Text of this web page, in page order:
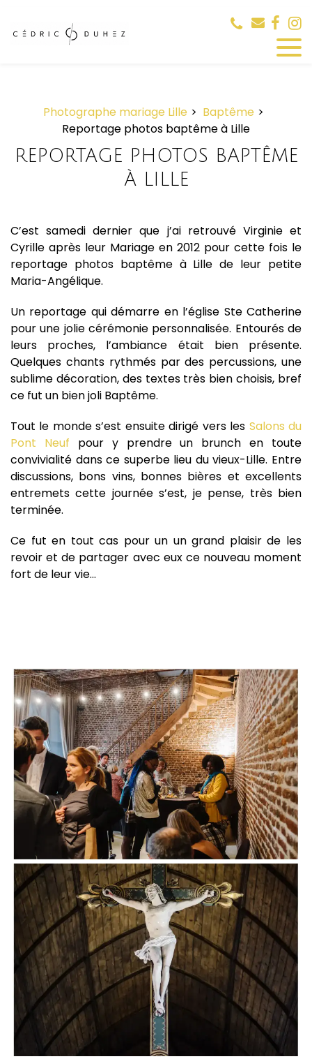
Photographe mariage Lille
Baptême
Reportage photos baptême à Lille
REPORTAGE PHOTOS BAPTÊME
À LILLE
C’est samedi dernier que j’ai retrouvé Virginie et
Cyrille après leur Mariage en 2012 pour cette fois le
reportage photos baptême à Lille de leur petite
Maria-Angélique.
Un reportage qui démarre en l’église Ste Catherine
pour une jolie cérémonie personnalisée. Entourés de
leurs proches, l’ambiance était bien présente.
Quelques chants rythmés par des percussions, une
sublime décoration, des textes très bien choisis, bref
ce fut un bien joli Baptême.
Tout le monde s’est ensuite dirigé vers les Salons du
Pont Neuf pour y prendre un brunch en toute
convivialité dans ce superbe lieu du vieux-Lille. Entre
discussions, bons vins, bonnes bières et excellents
entremets cette journée s’est, je pense, très bien
terminée.
Ce fut en tout cas pour un un grand plaisir de les
revoir et de partager avec eux ce nouveau moment
fort de leur vie…